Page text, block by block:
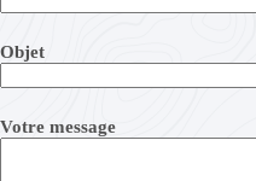
Objet
Votre message